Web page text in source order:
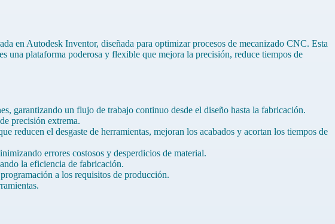
en Autodesk Inventor, diseñada para optimizar procesos de mecanizado CNC. Esta
una plataforma poderosa y flexible que mejora la precisión, reduce tiempos de
garantizando un flujo de trabajo continuo desde el diseño hasta la fabricación.
precisión extrema.
reducen el desgaste de herramientas, mejoran los acabados y acortan los tiempos de
errores costosos y desperdicios de material.
la eficiencia de fabricación.
a los requisitos de producción.